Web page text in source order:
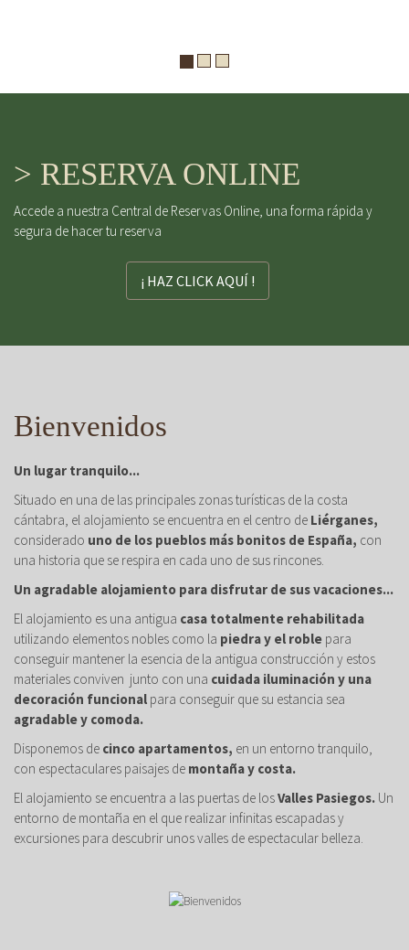
> RESERVA ONLINE
Accede a nuestra Central de Reservas Online, una forma rápida y
segura de hacer tu reserva
¡ HAZ CLICK AQUÍ !
Bienvenidos
Un lugar tranquilo...
Situado en una de las principales zonas turísticas de la costa
cántabra, el alojamiento se encuentra en el centro de Liérganes,
considerado uno de los pueblos más bonitos de España, con
una historia que se respira en cada uno de sus rincones.
Un agradable alojamiento para disfrutar de sus vacaciones...
El alojamiento es una antigua casa totalmente rehabilitada
utilizando elementos nobles como la piedra y el roble para
conseguir mantener la esencia de la antigua construcción y estos
materiales conviven junto con una cuidada iluminación y una
decoración funcional para conseguir que su estancia sea
agradable y comoda.
Disponemos de cinco apartamentos, en un entorno tranquilo,
con espectaculares paisajes de montaña y costa.
El alojamiento se encuentra a las puertas de losValles Pasiegos. Un
entorno de montaña en el que realizar infinitas escapadas y
excursiones para descubrir unos valles de espectacular belleza.